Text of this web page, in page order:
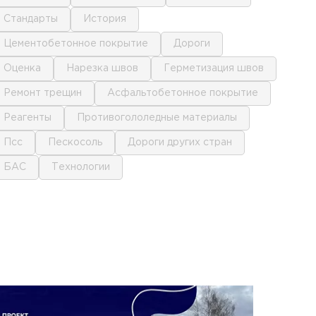
стандарты история
цементобетонное покрытие дороги
оценка нарезка швов герметизация швов
ремонт трещин асфальтобетонное покрытие
реагенты противогололедные материалы
псс пескосоль дороги других стран
БАС технологии